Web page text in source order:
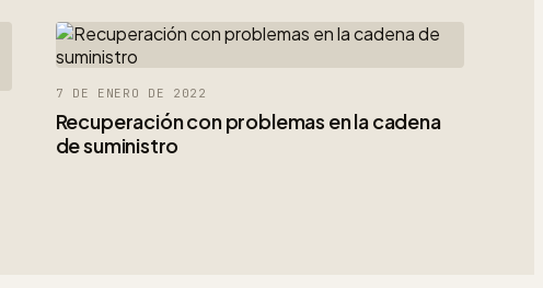
7 DE ENERO DE 2022
Recuperación con problemas en la cadena
de suministro